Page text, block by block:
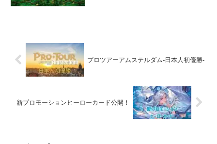
プロツアーアムステルダム-日本人初優勝-
新プロモーションヒーローカード公開！